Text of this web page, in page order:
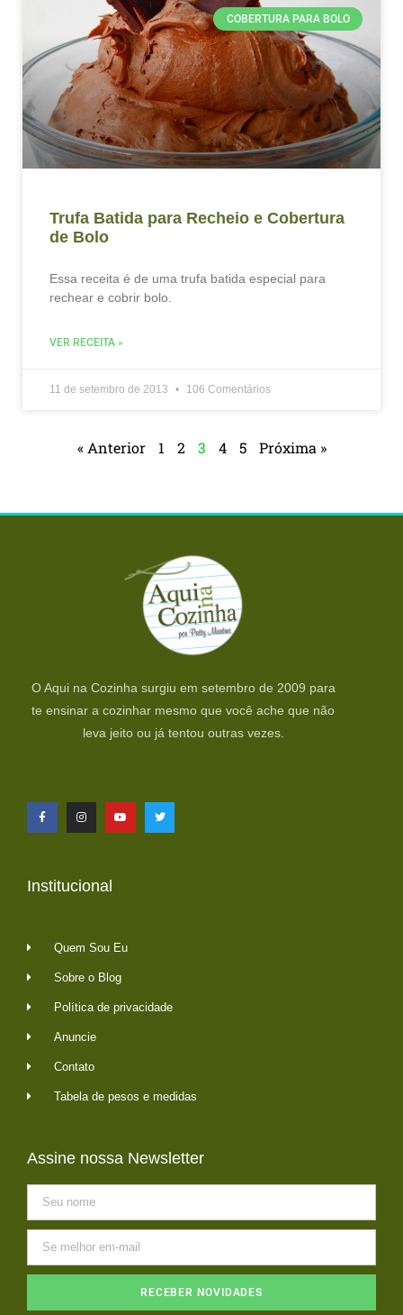
COBERTURA PARA BOLO
Trufa Batida para Recheio e Cobertura
de Bolo
Essa receita é de uma trufa batida especial para
rechear e cobrir bolo.
VER RECEITA »
11 de setembro de 2013 106 Comentários
« Anterior 1 2 3 4 5 Próxima »
O Aqui na Cozinha surgiu em setembro de 2009 para
te ensinar a cozinhar mesmo que você ache que não
leva jeito ou já tentou outras vezes.
Institucional
Quem Sou Eu
Sobre o Blog
Política de privacidade
Anuncie
Contato
Tabela de pesos e medidas
Assine nossa Newsletter
RECEBER NOVIDADES